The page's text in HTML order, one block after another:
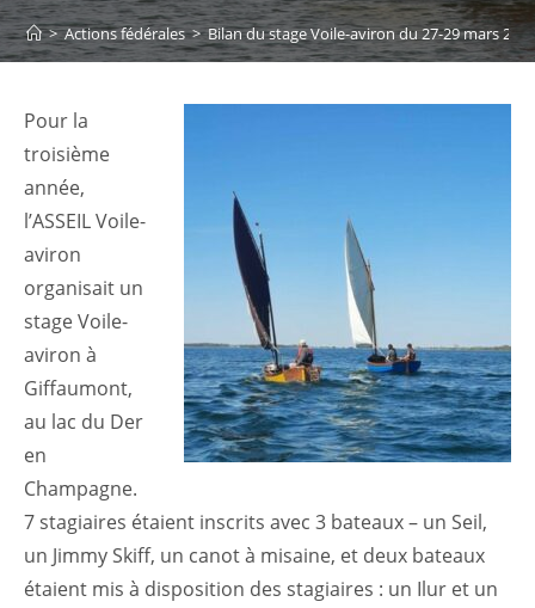
> Actions fédérales > Bilan du stage Voile-aviron du 27-29 mars
Pour la
troisième
année,
l’ASSEIL Voile-
aviron
organisait un
stage Voile-
aviron à
Giffaumont,
au lac du Der
en
Champagne.
7 stagiaires étaient inscrits avec 3 bateaux – un Seil,
un Jimmy Skiff, un canot à misaine, et deux bateaux
étaient mis à disposition des stagiaires : un Ilur et un